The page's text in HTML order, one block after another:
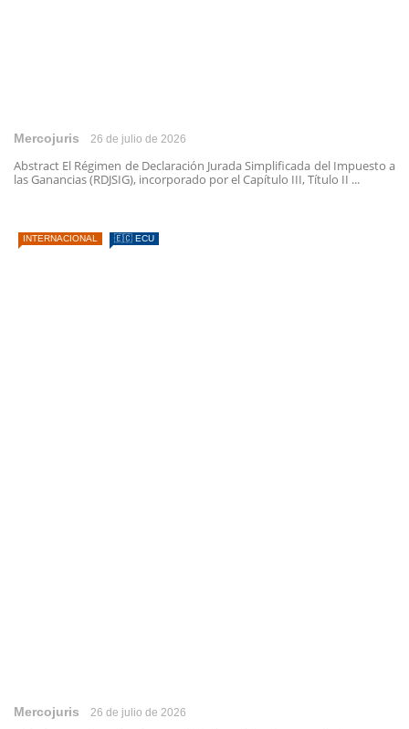
Mercojuris 26 de julio de 2026
Abstract El Régimen de Declaración Jurada Simplificada del Impuesto a
las Ganancias (RDJSIG), incorporado por el Capítulo III, Título II ...
INTERNACIONAL 🇪🇨 ECU
Mercojuris 26 de julio de 2026